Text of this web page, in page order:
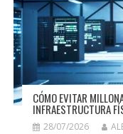
CÓMO EVITAR
INFRAESTRUCTURA
28/07/2026